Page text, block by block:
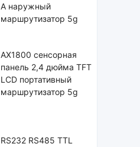
А наружный
маршрутизатор 5g
AX1800 сенсорная
панель 2,4 дюйма TFT
LCD портативный
маршрутизатор 5g
RS232 RS485 TTL